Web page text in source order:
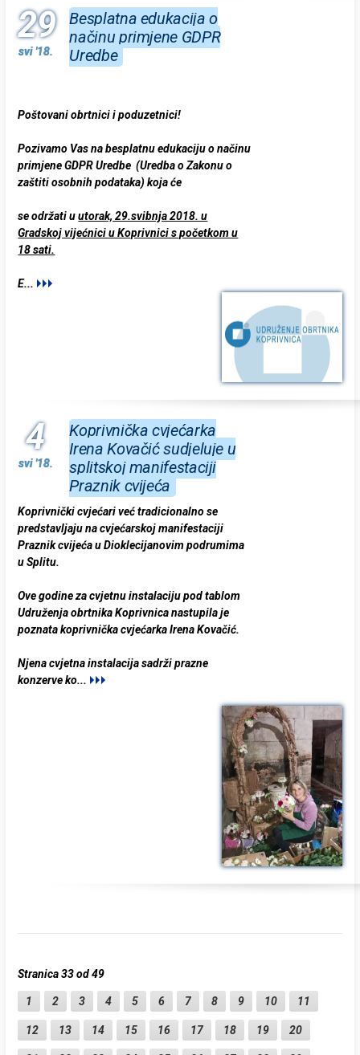
29
svi '18.
Besplatna edukacija o
načinu primjene GDPR
Uredbe
Poštovani obrtnici i poduzetnici!
Pozivamo Vas nabesplatnu edukacijuo načinu
primjene GDPR Uredbe (Uredba o Zakonu o
zaštiti osobnih podataka) koja će
se održati uutorak, 29.svibnja 2018. u
Gradskoj vijećnici u Koprivnici s početkom u
18 sati.
E...
4
svi '18.
Koprivnička cvjećarka
Irena Kovačić sudjeluje u
splitskoj manifestaciji
Praznik cvijeća
Koprivnički cvjećari već tradicionalno se
predstavljaju na cvjećarskoj manifestaciji
Praznik cvijeća u Dioklecijanovim podrumima
u Splitu.
Ove godine za cvjetnu instalaciju pod tablom
Udruženja obrtnika Koprivnica nastupila je
poznata koprivnička cvjećarka Irena Kovačić.
Njena cvjetna instalacija sadrži prazne
konzerve ko...
Stranica 33 od 49
1 2 3 4 5 6 7 8 9 10 11
12 13 14 15 16 17 18 19 20